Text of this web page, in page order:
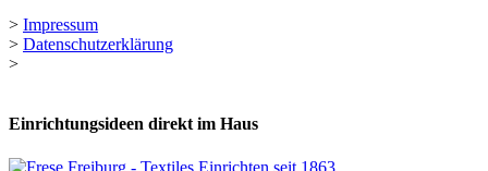
> Impressum
> Datenschutzerklärung
>
Einrichtungsideen direkt im Haus